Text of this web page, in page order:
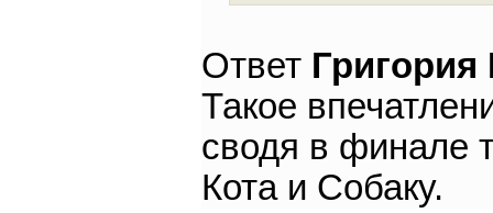
Ответ
Такое
сводя в финале
Кота и Собаку.